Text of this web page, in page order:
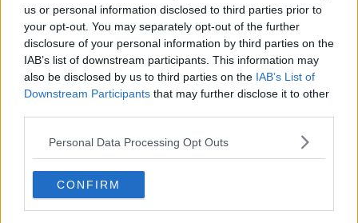
us or personal information disclosed to third parties prior to
your opt-out. You may separately opt-out of the further
disclosure of your personal information by third parties on the
IAB’s list of downstream participants. This information may
also be disclosed by us to third parties on the IAB’s List of
Downstream Participants that may further disclose it to other
Personal Data Processing Opt Outs
CONFIRM
alle 20:00 direttamente nella tua casella di posta.
Basta cliccareQUI
Fotogallery